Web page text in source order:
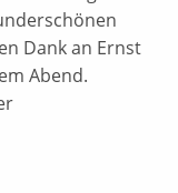
Dank an Ernst
Abend.